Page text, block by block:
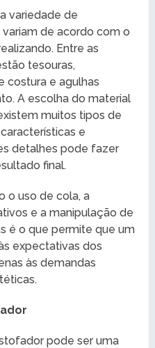
variedade de
de acordo com o
Entre as
tesouras,
costura e agulhas
A escolha do material
muitos tipos de
e
detalhes pode fazer
final.
o uso de cola, a
e a manipulação de
é o que permite que um
expectativas dos
às demandas
pode ser uma